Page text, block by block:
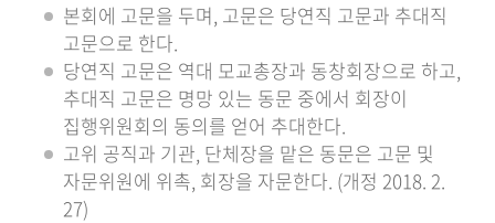
본회에 고문을 두며, 고문은 당연직 고문과 추대직
고문으로 한다.
당연직 고문은 역대 모교총장과 동창회장으로 하고,
추대직 고문은 명망 있는 동문 중에서 회장이
집행위원회의 동의를 얻어 추대한다.
고위 공직과 기관, 단체장을 맡은 동문은 고문 및
자문위원에 위촉, 회장을 자문한다. (개정 2018. 2.
27)